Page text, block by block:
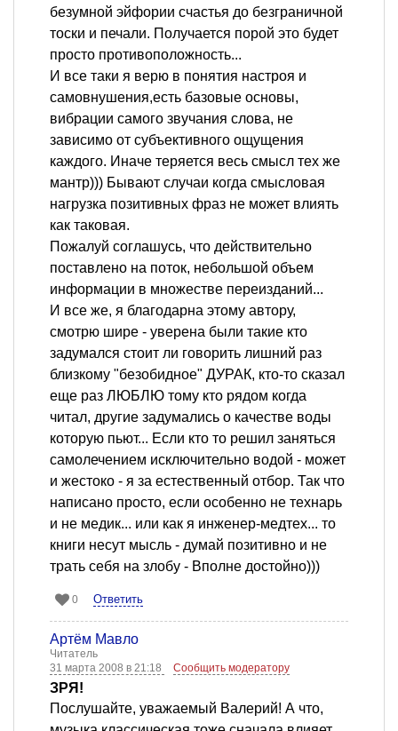
безумной эйфории счастья до безграничной
тоски и печали. Получается порой это будет
просто противоположность...
И все таки я верю в понятия настроя и
самовнушения,есть базовые основы,
вибрации самого звучания слова, не
зависимо от субъективного ощущения
каждого. Иначе теряется весь смысл тех же
мантр))) Бывают случаи когда смысловая
нагрузка позитивных фраз не может влиять
как таковая.
Пожалуй соглашусь, что действительно
поставлено на поток, небольшой объем
информации в множестве переизданий...
И все же, я благодарна этому автору,
смотрю шире - уверена были такие кто
задумался стоит ли говорить лишний раз
близкому "безобидное" ДУРАК, кто-то сказал
еще раз ЛЮБЛЮ тому кто рядом когда
читал, другие задумались о качестве воды
которую пьют... Если кто то решил заняться
самолечением исключительно водой - может
и жестоко - я за естественный отбор. Так что
написано просто, если особенно не технарь
и не медик... или как я инженер-медтех... то
книги несут мысль - думай позитивно и не
трать себя на злобу - Вполне достойно)))
0 Ответить
Артём Мавло
Читатель
31 марта 2008 в 21:18
Сообщить модератору
ЗРЯ!
Послушайте, уважаемый Валерий! А что,